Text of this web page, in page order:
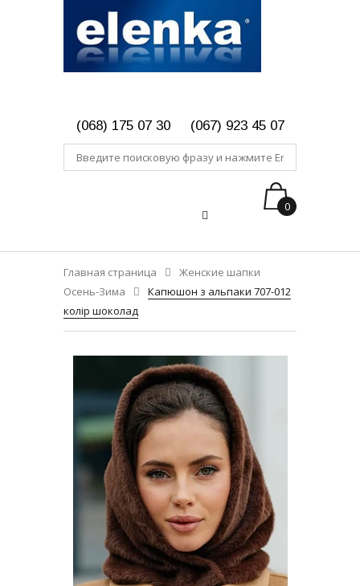
(068) 175 07 30 (067) 923 45 07
0
Главная страница
Женские шапки
Осень-Зима
Капюшон з альпаки 707-012
колір шоколад